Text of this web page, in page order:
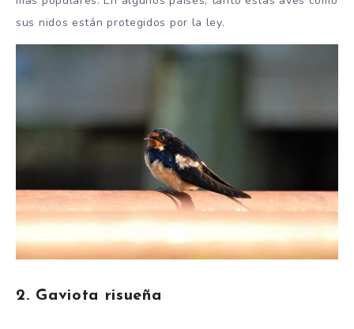
sus nidos están protegidos por la ley.
2. Gaviota risueña